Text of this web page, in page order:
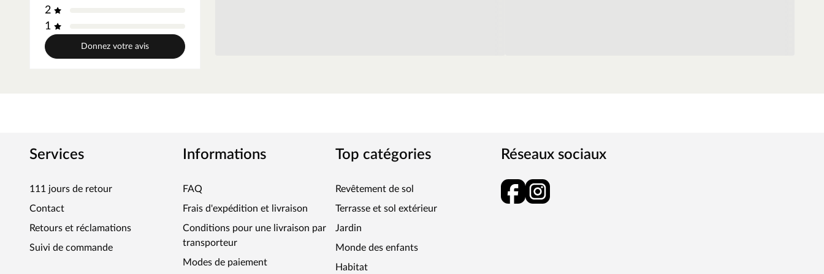
2
1
Donnez votre avis
Services
111 jours de retour
Contact
Retours et réclamations
Suivi de commande
Informations
FAQ
Frais d'expédition et livraison
Conditions pour une livraison par
transporteur
Modes de paiement
Top catégories
Revêtement de sol
Terrasse et sol extérieur
Jardin
Monde des enfants
Habitat
Réseaux sociaux